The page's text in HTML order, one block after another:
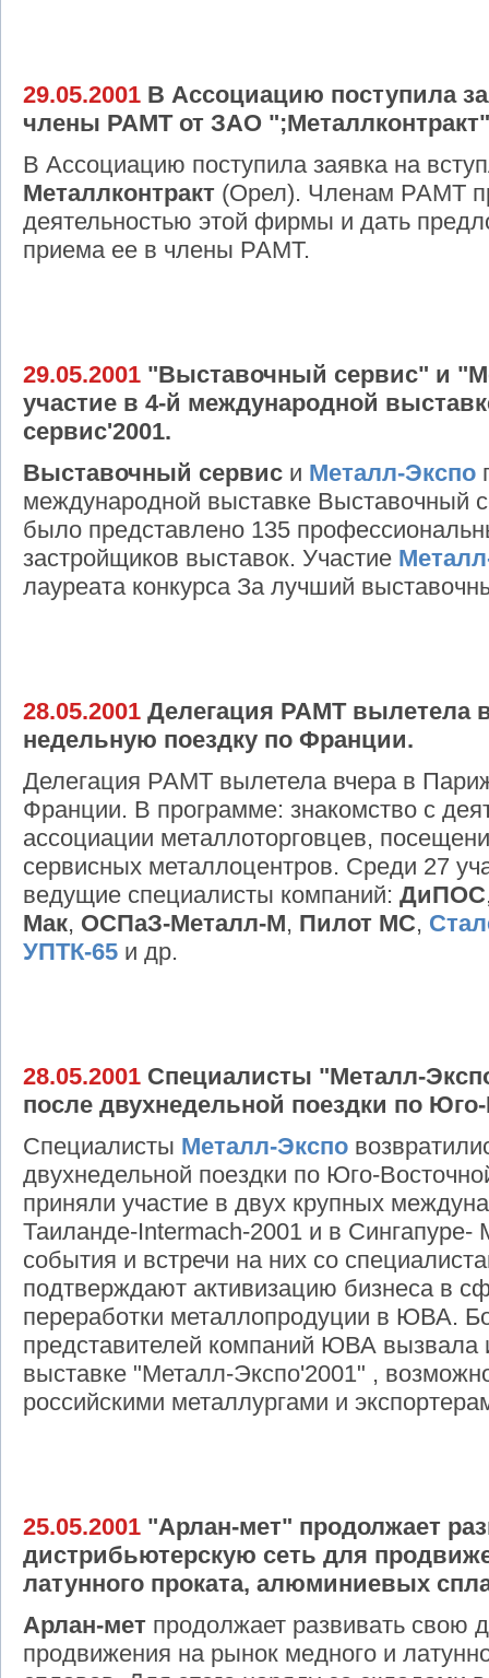
29.05.2001 В Ассоциацию поступила
члены РАМТ от ЗАО
В Ассоциацию поступила заявка на
Металлконтракт (Орел). Членам РАМТ
деятельностью этой фирмы и дать
приема ее в члены РАМТ.
29.05.2001 "Выставочный сервис" и
участие в 4-й международной
сервис'2001.
Выставочный сервис и Металл-Экспо
международной выставке Выставочный
было представлено 135
застройщиков выставок. Участие
лауреата конкурса За лучший
28.05.2001 Делегация РАМТ вылетела
недельную поездку по Франции.
Делегация РАМТ вылетела вчера в
Франции. В программе: знакомство с
ассоциации металлоторговцев,
сервисных металлоцентров. Среди 27
ведущие специалисты компаний: ДиПОС
Мак, ОСПаЗ-Металл-М, Пилот МС,
УПТК-65 и др.
28.05.2001 Специалисты "Металл-
после двухнедельной поездки по
Специалисты Металл-Экспо
двухнедельной поездки по Юго-
приняли участие в двух крупных
Таиланде-Intermach-2001 и в Сингапуре-
события и встречи на них со
подтверждают активизацию бизнеса в
переработки металлопродуции в ЮВА.
представителей компаний ЮВА вызвала
выставке "Металл-Экспо'2001" ,
российскими металлургами и
25.05.2001 "Арлан-мет" продолжает
дистрибьютерскую сеть для
латунного проката, алюминиевых
Арлан-мет продолжает развивать свою
продвижения на рынок медного и